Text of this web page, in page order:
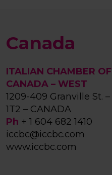
Canada
ITALIAN CHAMBER
CANADA – WEST
1209-409 Granville St.
1T2 – CANADA
Ph + 1 604 682 1410
iccbc@iccbc.com
www.iccbc.com